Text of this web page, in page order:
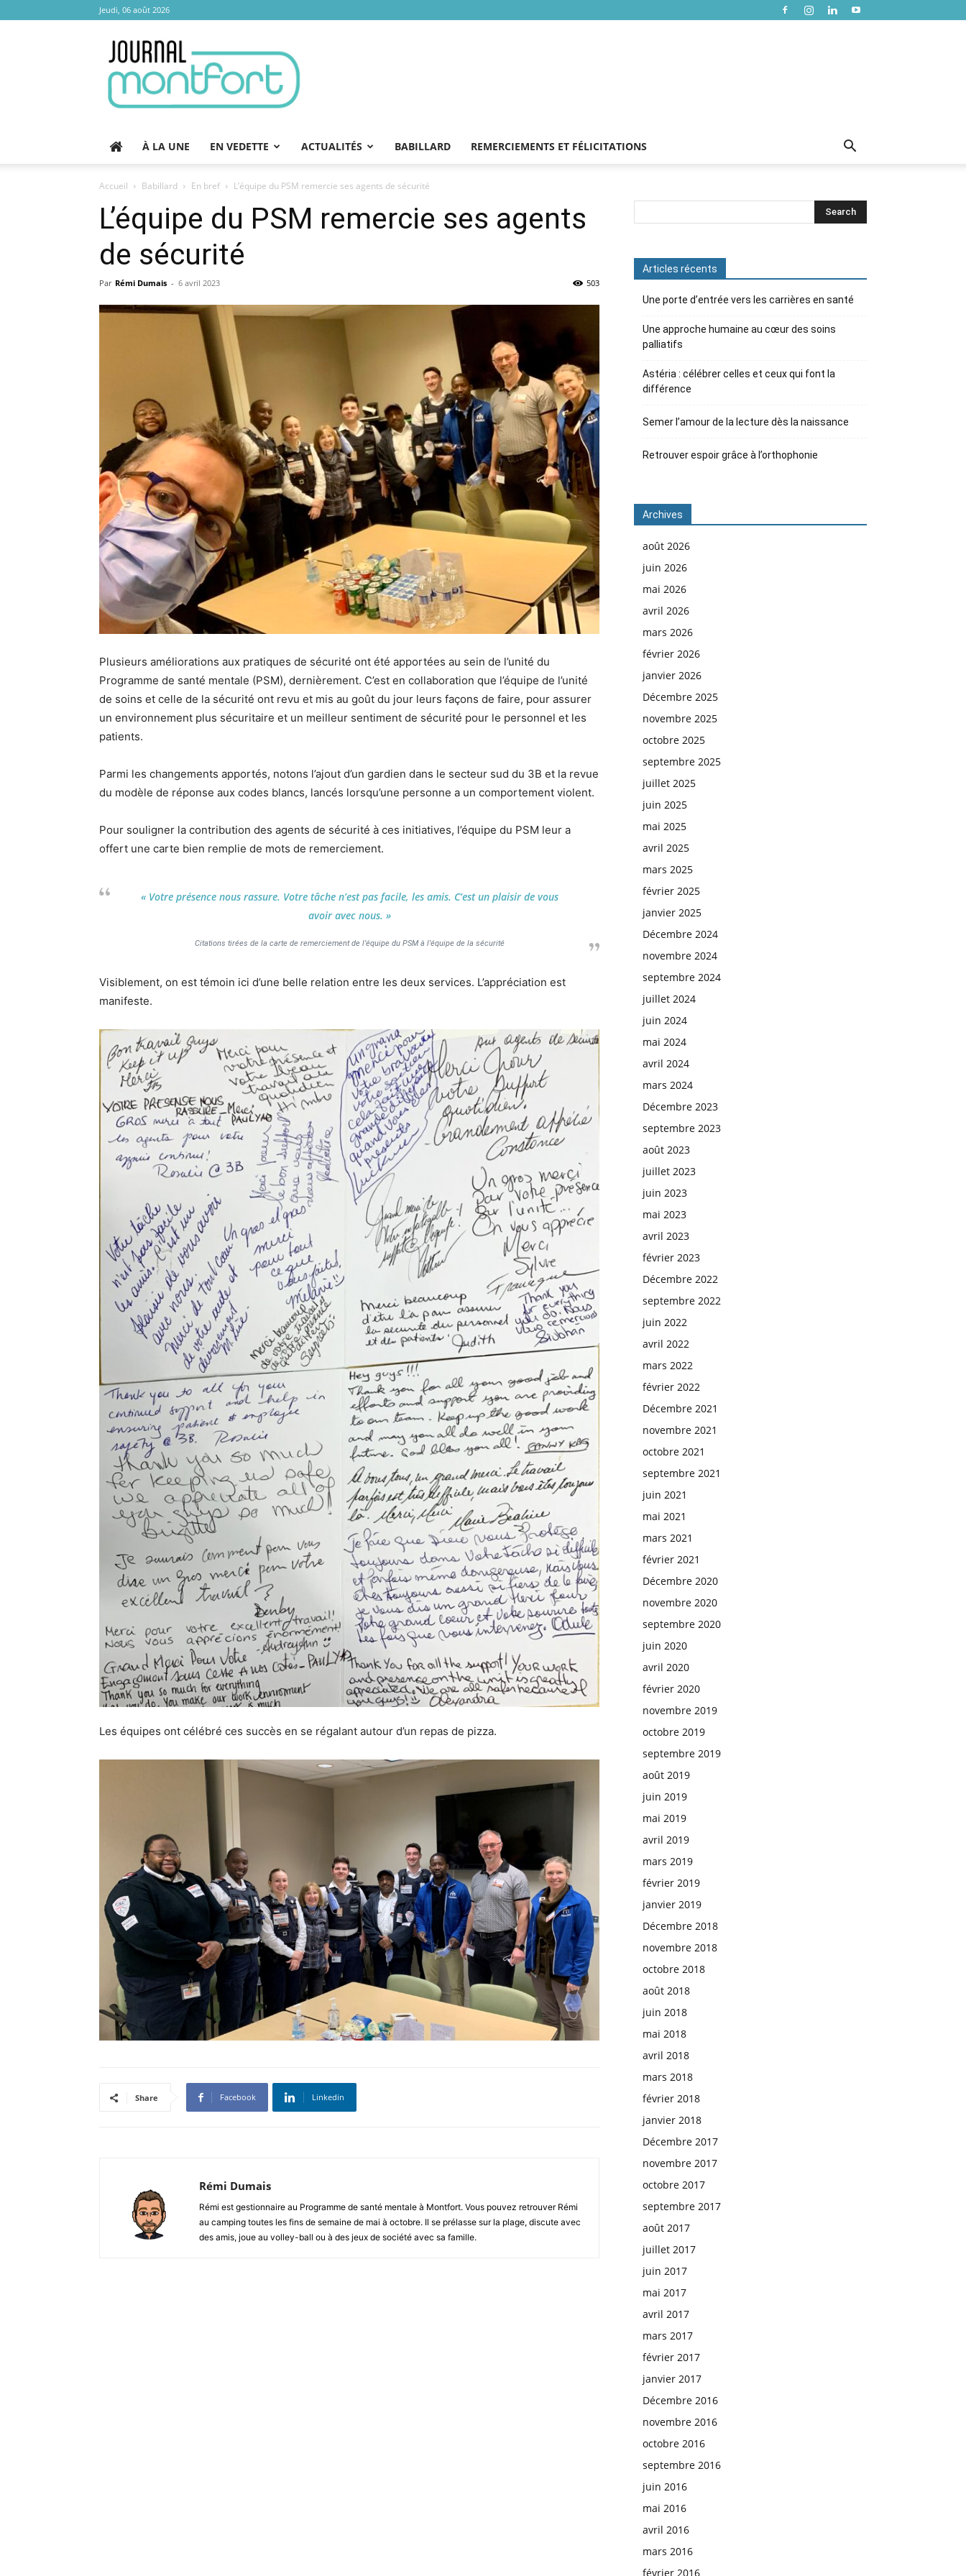
Jeudi, 06 août 2026
Montfort
À LA UNE EN VEDETTE ACTUALITÉS BABILLARD REMERCIEMENTS ET FÉLICITATIONS
Accueil Babillard En bref L’équipe du PSM remercie ses agents de sécurité
L’équipe du PSM remercie ses agents
de sécurité
Par Rémi Dumais - 6 avril 2023 503
Plusieurs améliorations aux pratiques de sécurité ont été apportées au sein de l’unité du
Programme de santé mentale (PSM), dernièrement. C’est en collaboration que l’équipe de l’unité
de soins et celle de la sécurité ont revu et mis au goût du jour leurs façons de faire, pour assurer
un environnement plus sécuritaire et un meilleur sentiment de sécurité pour le personnel et les
patients.
Parmi les changements apportés, notons l’ajout d’un gardien dans le secteur sud du 3B et la revue
du modèle de réponse aux codes blancs, lancés lorsqu’une personne a un comportement violent.
Pour souligner la contribution des agents de sécurité à ces initiatives, l’équipe du PSM leur a
offert une carte bien remplie de mots de remerciement.
« Votre présence nous rassure. Votre tâche n’est pas facile, les amis. C’est un plaisir de vous
avoir avec nous. »
Citations tirées de la carte de remerciement de l’équipe du PSM à l’équipe de la sécurité
Visiblement, on est témoin ici d’une belle relation entre les deux services. L’appréciation est
manifeste.
Les équipes ont célébré ces succès en se régalant autour d’un repas de pizza.
Share Facebook Linkedin
Rémi Dumais
Rémi est gestionnaire au Programme de santé mentale à Montfort. Vous pouvez retrouver Rémi
au camping toutes les fins de semaine de mai à octobre. Il se prélasse sur la plage, discute avec
des amis, joue au volley-ball ou à des jeux de société avec sa famille.
Articles récents
Une porte d’entrée vers les carrières en santé
Une approche humaine au cœur des soins
palliatifs
Astéria : célébrer celles et ceux qui font la
différence
Semer l’amour de la lecture dès la naissance
Retrouver espoir grâce à l’orthophonie
Archives
août 2026
juin 2026
mai 2026
avril 2026
mars 2026
février 2026
janvier 2026
Décembre 2025
novembre 2025
octobre 2025
septembre 2025
juillet 2025
juin 2025
mai 2025
avril 2025
mars 2025
février 2025
janvier 2025
Décembre 2024
novembre 2024
septembre 2024
juillet 2024
juin 2024
mai 2024
avril 2024
mars 2024
Décembre 2023
septembre 2023
août 2023
juillet 2023
juin 2023
mai 2023
avril 2023
février 2023
Décembre 2022
septembre 2022
juin 2022
avril 2022
mars 2022
février 2022
Décembre 2021
novembre 2021
octobre 2021
septembre 2021
juin 2021
mai 2021
mars 2021
février 2021
Décembre 2020
novembre 2020
septembre 2020
juin 2020
avril 2020
février 2020
novembre 2019
octobre 2019
septembre 2019
août 2019
juin 2019
mai 2019
avril 2019
mars 2019
février 2019
janvier 2019
Décembre 2018
novembre 2018
octobre 2018
août 2018
juin 2018
mai 2018
avril 2018
mars 2018
février 2018
janvier 2018
Décembre 2017
novembre 2017
octobre 2017
septembre 2017
août 2017
juillet 2017
juin 2017
mai 2017
avril 2017
mars 2017
février 2017
janvier 2017
Décembre 2016
novembre 2016
octobre 2016
septembre 2016
juin 2016
mai 2016
avril 2016
mars 2016
février 2016